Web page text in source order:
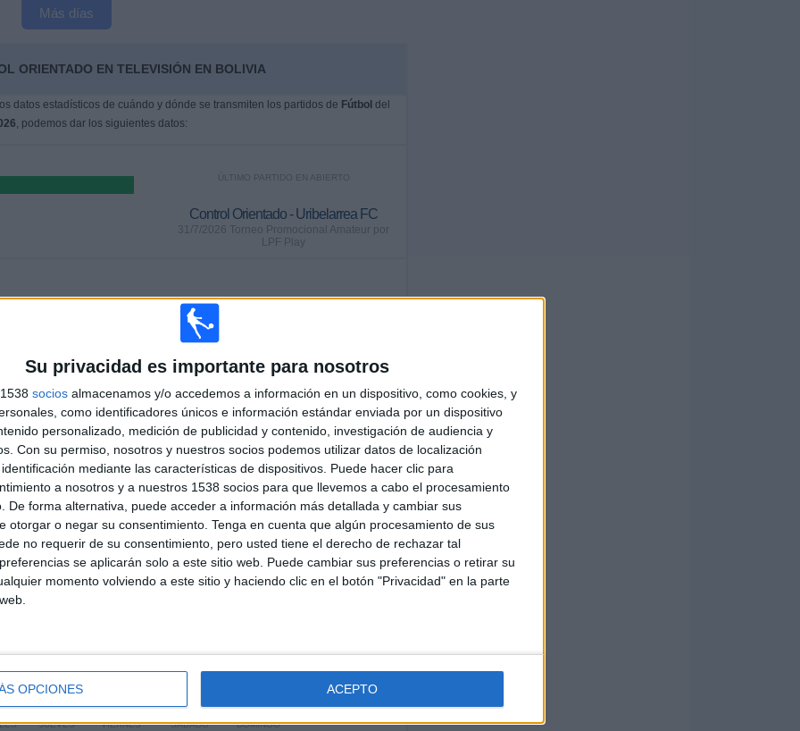
Su privacidad es importante para nosotros
socios almacenamos y/o accedemos a información en un dispositivo, como cookies, y
como identificadores únicos e información estándar enviada por un dispositivo
personalizado, medición de publicidad y contenido, investigación de audiencia y
Con su permiso, nosotros y nuestros socios podemos utilizar datos de localización
mediante las características de dispositivos. Puede hacer clic para
a nosotros y a nuestros 1538 socios para que llevemos a cabo el procesamiento
De forma alternativa, puede acceder a información más detallada y cambiar sus
otorgar o negar su consentimiento. Tenga en cuenta que algún procesamiento de sus
no requerir de su consentimiento, pero usted tiene el derecho de rechazar tal
se aplicarán solo a este sitio web. Puede cambiar sus preferencias o retirar su
momento volviendo a este sitio y haciendo clic en el botón "Privacidad" en la parte
OPCIONES ACEPTO
Más días
ORIENTADO EN TELEVISIÓN EN BOLIVIA
datos estadísticos de cuándo y dónde se transmiten los partidos de Fútbol del
, podemos dar los siguientes datos:
ÚLTIMO PARTIDO EN ABIERTO
Control Orientado - Uribelarrea FC
31/7/2026 Torneo Promocional Amateur por
LPF Play
GRATUÍTO
PARTIDOS
DE PAGO
TOTAL
6
RIVALES
MÁXIMO
1
VS FC Ezeiza
TOTAL
1
COMPETICIONES
RANKING POR COMPETICIONES
Torneo Promocional Amateur 6 (100%)
Ver ranking completo
POR DÍA DE LA SEMANA
JUEVES VIERNES SÁBADO DOMINGO